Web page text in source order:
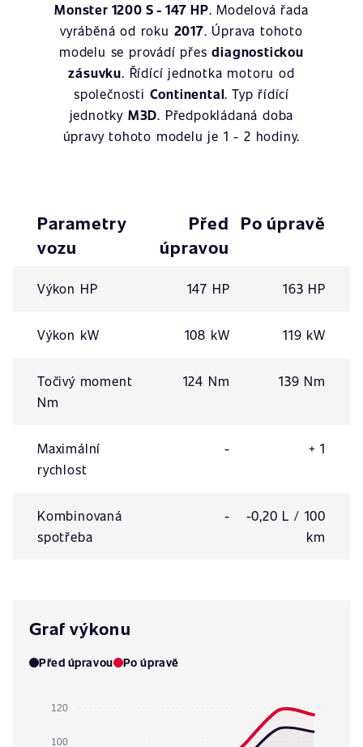
Monster 1200 S - 147 HP. Modelová řada
vyráběná od roku 2017. Úprava tohoto
modelu se provádí přesdiagnostickou
zásuvku. Řídící jednotka motoru od
společnosti Continental. Typ řídící
jednotky M3D. Předpokládaná doba
úpravy tohoto modelu je 1 - 2 hodiny.
Parametry
vozu
Před
úpravou
Po úpravě
Výkon HP 147 HP 163 HP
Výkon kW 108 kW 119 kW
Točivý moment
Nm
124 Nm 139 Nm
Maximální
rychlost
- + 1
Kombinovaná
spotřeba
-
-0,20 L / 100
km
Graf výkonu
Před úpravou Po úpravě
120
100